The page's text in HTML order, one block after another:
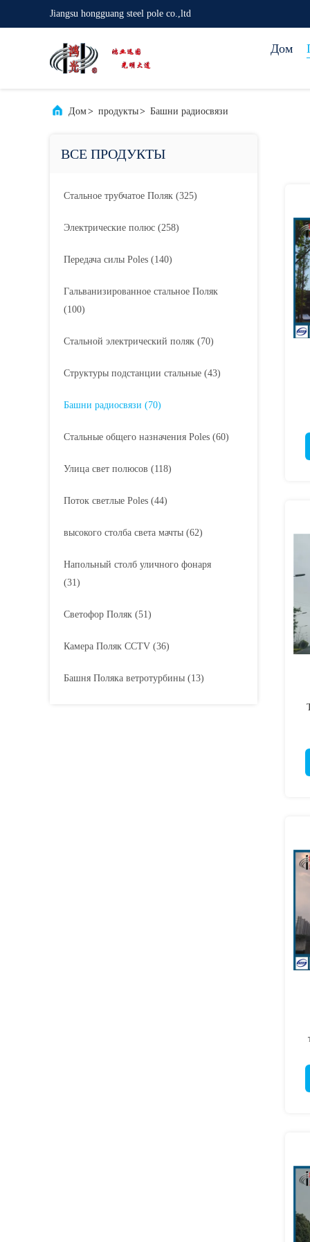
Jiangsu hongguang steel pole co.,ltd
Дом
Дом> продукты> Башни радиосвязи
ВСЕ ПРОДУКТЫ
Стальное трубчатое Поляк (325)
Электрические полюс (258)
Передача силы Poles (140)
Гальванизированное стальное Поляк
(100)
Стальной электрический поляк (70)
Структуры подстанции стальные (43)
Башни радиосвязи (70)
Стальные общего назначения Poles (60)
Улица свет полюсов (118)
Поток светлые Poles (44)
высокого столба света мачты (62)
Напольный столб уличного фонаря
(31)
Светофор Поляк (51)
Камера Поляк CCTV (36)
Башня Поляка ветротурбины (13)